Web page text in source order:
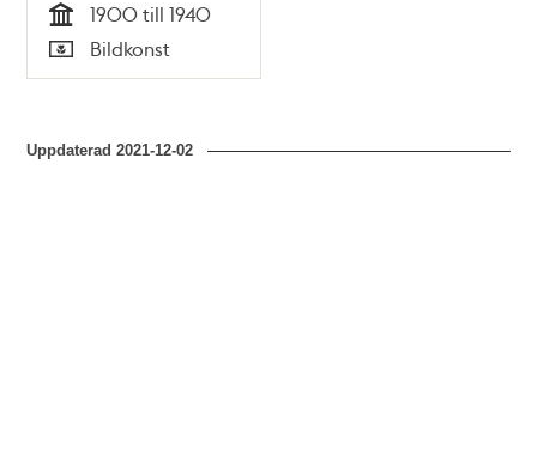
Tid
1900 till 1940
Typ
Bildkonst
Uppdaterad2021-12-02